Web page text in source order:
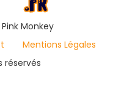
Monkey
Mentions Légales
réservés